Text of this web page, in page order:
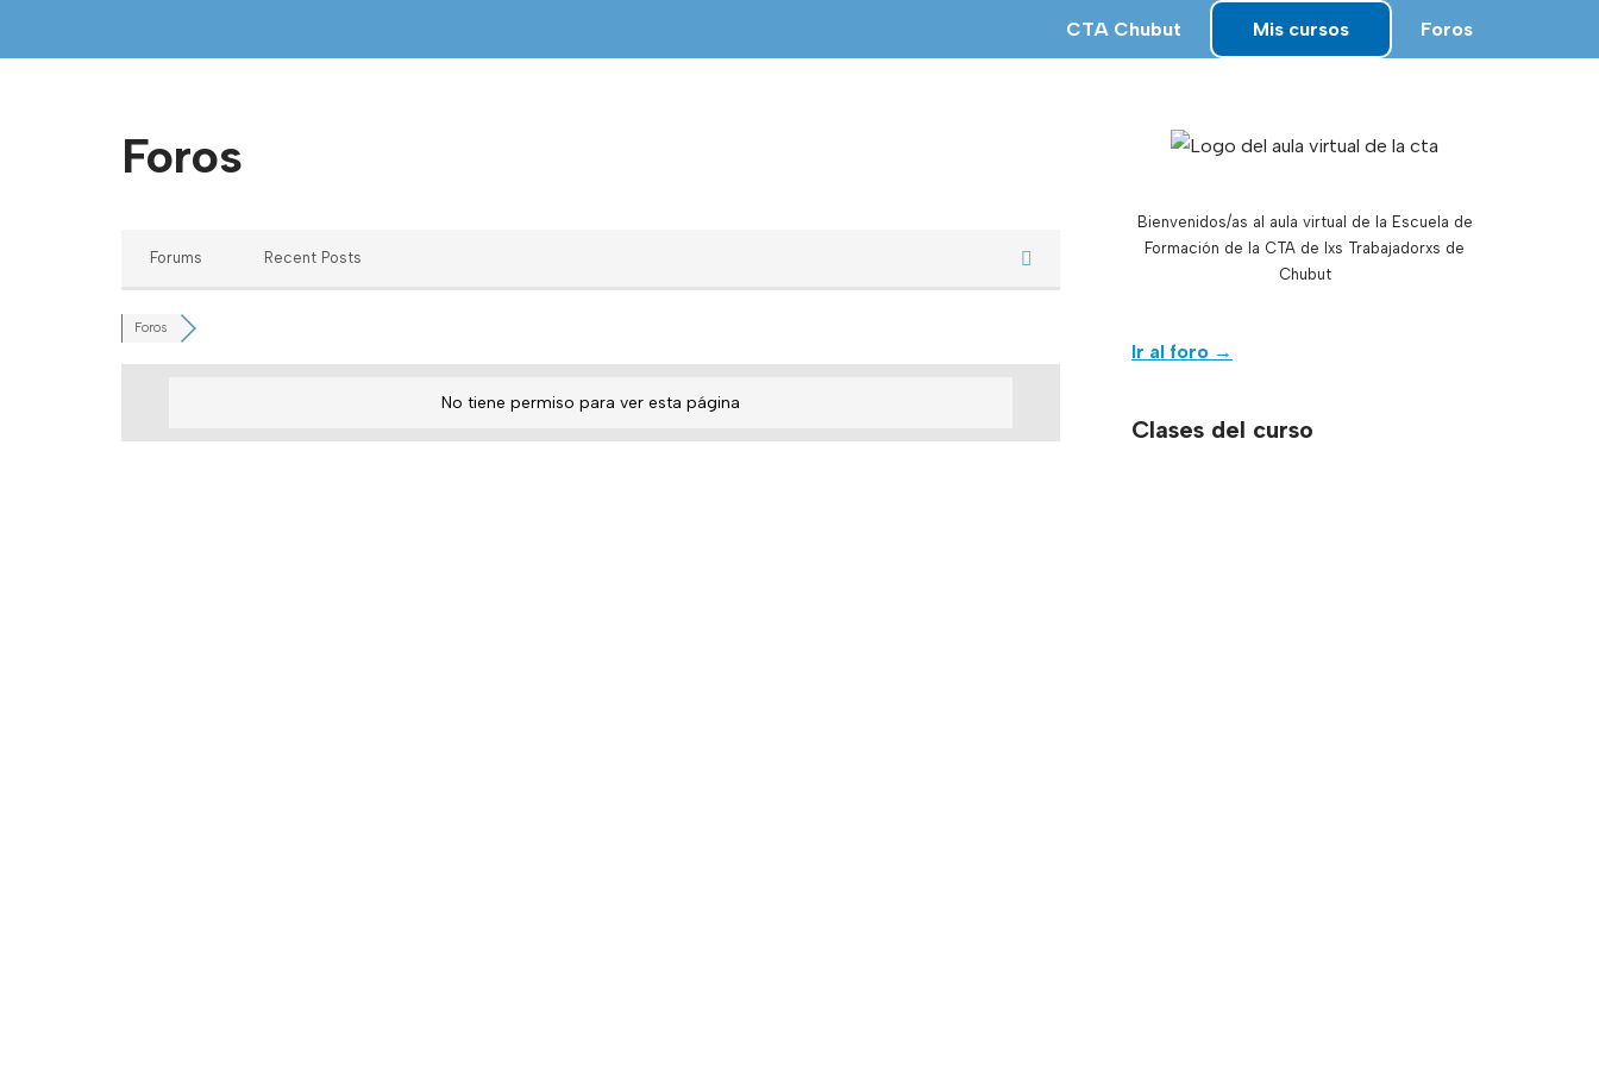
Saltar
CTA Chubut Mis cursos Foros
Foros
Forums Recent Posts
Foros
No tiene permiso para ver esta página
Bienvenidos/as al aula virtual de la Escuela de
Formación de la CTA de lxs Trabajadorxs de
Chubut
Ir al foro →
Clases del curso